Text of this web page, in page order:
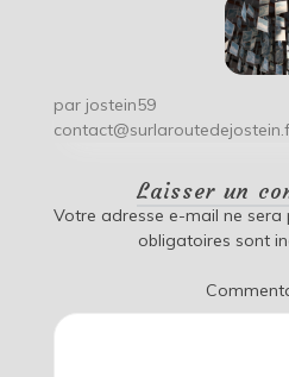
par jostein59
Laisser un
Votre adresse e-mail ne sera
obligatoires sont